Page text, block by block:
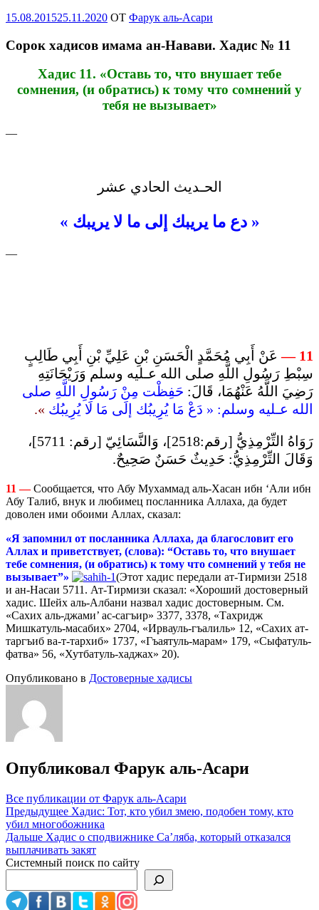
Опубликовано
15.08.201525.11.2020 OT Фарук аль-Асари
Сорок хадисов имама ан-Навави. Хадис № 11
Хадис 11. «Оставь то, что внушает тебе
сомнения, (и обратись) к тому что сомнений у
тебя не вызывает»
—
الحـديث الحادي عشر
« دع ما يريبك إلى ما لا يريبك »
—
11 —
عَنْ أَبِي مُحَمَّدٍ الْحَسَنِ بْنِ عَلِيِّ بْنِ أَبِي طَالِبٍ
سِبْطِ رَسُولِ اللَّهِ صلى الله عـليه وسلم وَرَيْحَانَتِهِ
رَضِيَ اللَّهُ عَنْهُمَا، قَالَ: حَفِظْت مِنْ رَسُولِ اللَّهِ صلى
الله عـليه وسلم: « دَعْ مَا يُرِيبُك إلَى مَا لَا يُرِيبُك ».
رَوَاهُ التِّرْمِذِيُّ [رقم:2518]، وَالنَّسَائِيّ [رقم: 5711]،
وَقَالَ التِّرْمِذِيُّ: حَدِيثٌ حَسَنٌ صَحِيحٌ.
11 —Сообщается, что Абу Мухаммад аль-Хасан ибн ‘Али ибн
Абу Талиб, внук и любимец посланника Аллаха, да будет
доволен ими обоими Аллах, сказал:
«Я запомнил от посланника Аллаха, да благословит его
Аллах и приветствует, (слова): “Оставь то, что внушает
тебе сомнения, (и обратись) к тому что сомнений у тебя не
вызывает”»
(Этот хадис передали ат-Тирмизи 2518
и ан-Насаи 5711. Ат-Тирмизи сказал: «Хороший достоверный
хадис. Шейх аль-Албани назвал хадис достоверным. См.
«Сахих аль-джами’ ас-сагъир» 3377, 3378, «Тахридж
Мишкатуль-масабих» 2704, «Ирвауль-гъалиль» 12, «Сахих ат-
таргъиб ва-т-тархиб» 1737, «Гъаятуль-марам» 179, «Сыфатуль-
фатва» 56, «Хутбатуль-хаджах» 20).
Опубликовано в Достоверные хадисы
Опубликовал Фарук аль-Асари
Все публикации от Фарук аль-Асари
Навигация
по
записям
Предыдущее Хадис: Тот, кто убил змею, подобен тому, кто
убил многобожника
Дальше Хадис о сподвижнике Са’ляба, который отказался
выплачивать закят
Системный поиск по сайту